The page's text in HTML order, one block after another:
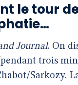
le tour
Journal. On
trois
Sarkozy.